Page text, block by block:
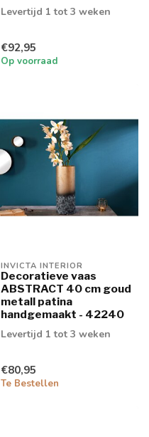
Levertijd 1 tot 3 weken
€92,95
Op voorraad
INVICTA INTERIOR
Decoratieve vaas
ABSTRACT 40 cm goud
metall patina
handgemaakt - 42240
Levertijd 1 tot 3 weken
€80,95
Te Bestellen